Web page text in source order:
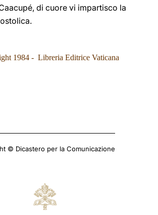
di cuore vi impartisco la
1984 - Libreria Editrice Vaticana
© Dicastero per la Comunicazione